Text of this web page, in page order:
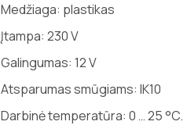
Medžiaga: plastikas
Įtampa: 230 V
Galingumas: 12 V
Atsparumas smūgiams: IK10
Darbinė temperatūra: 0 … 25 °C.